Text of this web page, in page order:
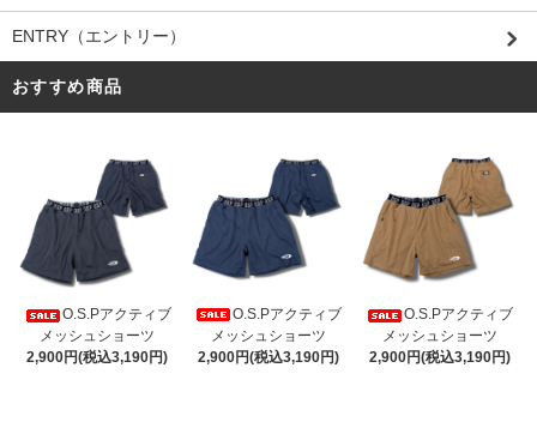
ENTRY（エントリー）
おすすめ商品
O.S.Pアクティブ
メッシュショーツ
2,900円(税込3,190円)
O.S.Pアクティブ
メッシュショーツ
2,900円(税込3,190円)
O.S.Pアクティブ
メッシュショーツ
2,900円(税込3,190円)